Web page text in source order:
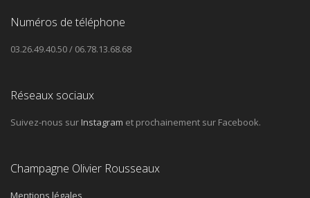
Numéros de téléphone
03.26.49.40.50 / 06.78.13.68.68
Réseaux sociaux
Suivez-nous surInstagram et prochainement sur Facebook.
Champagne Olivier Rousseaux
Mentions légales